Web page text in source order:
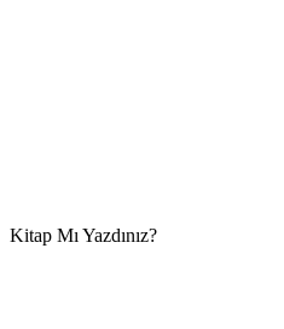
Kitap Mı Yazdınız?